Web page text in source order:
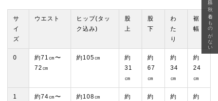
サ
イ
ズ
ウエスト
ヒップ(タッ
ク込み)
股
上
股
下
わ
た
り
裾
幅
0
約71㎝〜
72㎝
約105㎝
約
31
㎝
約
67
㎝
約
34
㎝
約
24
㎝
1
約74㎝〜
約108㎝
約
約
約
約
急に秋、着るものがない